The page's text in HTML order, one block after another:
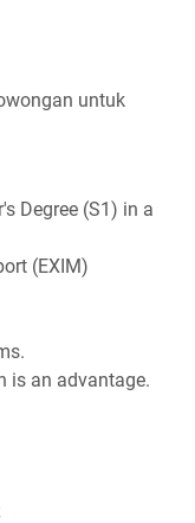
untuk
Degree (S1) in a
(EXIM)
is an advantage.